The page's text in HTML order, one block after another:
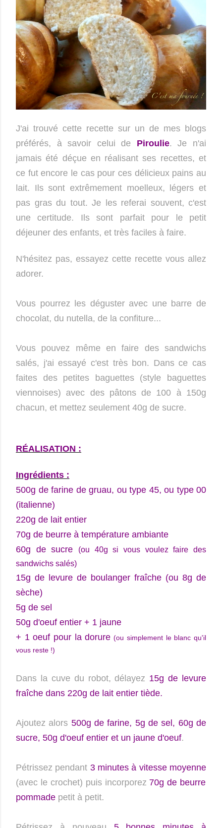
J'ai trouvé cette recette sur un de mes blogs
préférés, à savoir celui de Piroulie. Je n'ai
jamais été déçue en réalisant ses recettes, et
ce fut encore le cas pour ces délicieux pains au
lait. Ils sont extrêmement moelleux, légers et
pas gras du tout. Je les referai souvent, c'est
une certitude. Ils sont parfait pour le petit
déjeuner des enfants, et très faciles à faire.
N'hésitez pas, essayez cette recette vous allez
adorer.
Vous pourrez les déguster avec une barre de
chocolat, du nutella, de la confiture...
Vous pouvez même en faire des sandwichs
salés, j'ai essayé c'est très bon. Dans ce cas
faites des petites baguettes (style baguettes
viennoises) avec des pâtons de 100 à 150g
chacun, et mettez seulement 40g de sucre.
RÉALISATION :
Ingrédients :
500g de farine de gruau, ou type 45, ou type 00
(italienne)
220g de lait entier
70g de beurre à température ambiante
60g de sucre
(ou 40g si vous voulez faire des
sandwichs salés)
15g de levure de boulanger fraîche (ou 8g de
sèche)
5g de sel
50g d'oeuf entier + 1 jaune
+ 1 oeuf pour la dorure (ou simplement le blanc qu'il
vous reste !)
Dans la cuve du robot, délayez 15g de levure
fraîche dans 220g de lait entier tiède.
Ajoutez alors 500g de farine, 5g de sel, 60g de
sucre, 50g d'oeuf entier et un jaune d'oeuf.
Pétrissez pendant 3 minutes à vitesse moyenne
(avec le crochet) puis incorporez 70g de beurre
pommade petit à petit.